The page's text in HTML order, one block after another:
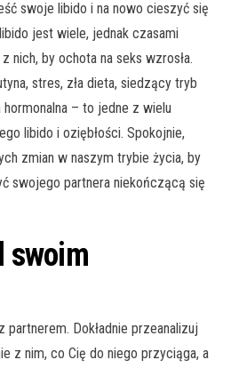
swoje libido i na nowo cieszyć się
jest wiele, jednak czasami
nich, by ochota na seks wzrosła.
stres, zła dieta, siedzący tryb
hormonalna – to jedne z wielu
libido i oziębłości. Spokojnie,
zmian w naszym trybie życia, by
swojego partnera niekończącą się
swoim
Dokładnie przeanalizuj
z nim, co Cię do niego przyciąga, a